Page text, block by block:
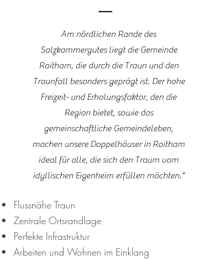
Am nördlichen Rande des
Salzkammergutes liegt die Gemeinde
Roitham, die durch die Traun und den
Traunfall besonders geprägt ist. Der hohe
Freizeit- und Erholungsfaktor, den die
Region bietet, sowie das
gemeinschaftliche Gemeindeleben,
machen unsere Doppelhäuser in Roitham
ideal für alle, die sich den Traum vom
idyllischen Eigenheim erfüllen möchten.“
Flussnähe Traun
Zentrale Ortsrandlage
Perfekte Infrastruktur
Arbeiten und Wohnen im Einklang